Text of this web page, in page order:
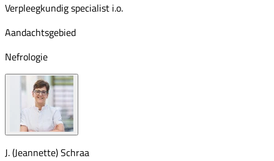
Verpleegkundig specialist i.o.
Aandachtsgebied
Nefrologie
J. (Jeannette) Schraa